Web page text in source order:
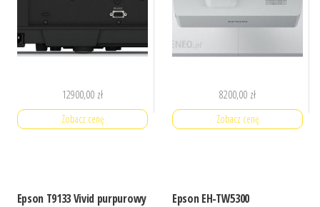
12900,00 zł
Zobacz cenę
8200,00 zł
Zobacz cenę
Epson T9133 Vivid purpurowy Epson EH-TW5300